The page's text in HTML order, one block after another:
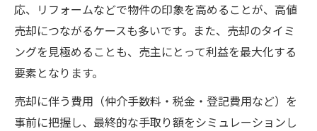
応、リフォームなどで物件の印象を高めることが、高値
売却につながるケースも多いです。また、売却のタイミ
ングを見極めることも、売主にとって利益を最大化する
要素となります。
売却に伴う費用（仲介手数料・税金・登記費用など）を
事前に把握し、最終的な手取り額をシミュレーションし